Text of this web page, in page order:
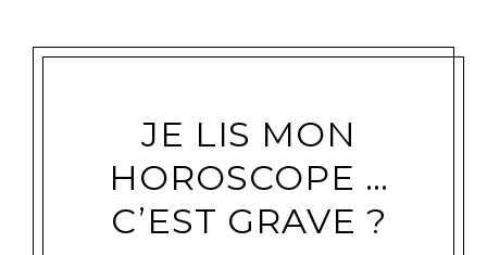
JE LIS MON
HOROSCOPE …
C’EST GRAVE ?